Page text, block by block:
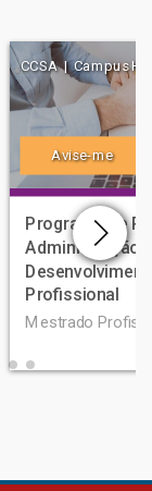
CCSA | Campus
Avise-me
Programa de
Administração
Profissional
Mestrado